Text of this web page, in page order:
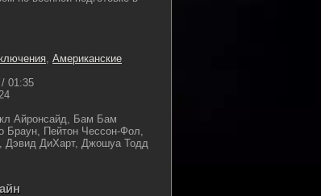
, Американские
01:35
Айронсайд, Бам Бам
Браун, Пейтон Чессон-Фол,
Дэвид ДиХарт, Джошуа Тодд